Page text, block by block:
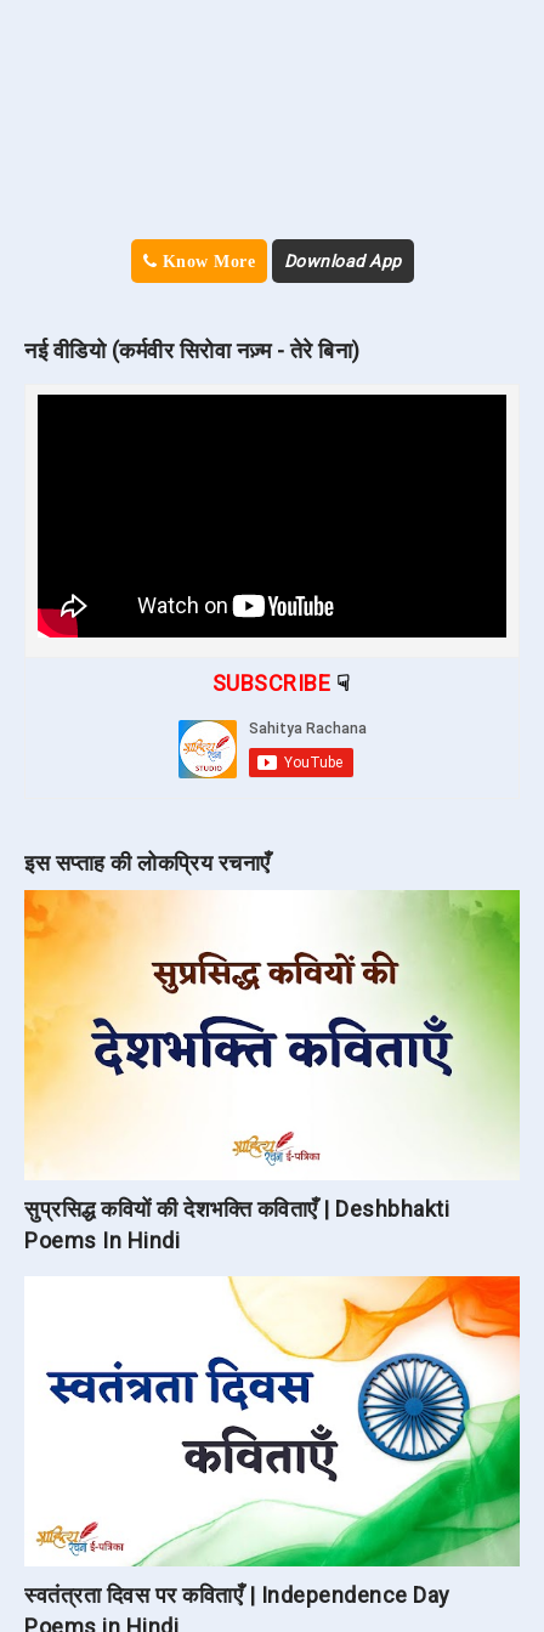
Know More Download App
नई वीडियो (कर्मवीर सिरोवा नज़्म - तेरे बिना)
SUBSCRIBE☟
इस सप्ताह की लोकप्रिय रचनाएँ
सुप्रसिद्ध कवियों की देशभक्ति कविताएँ | Deshbhakti
Poems In Hindi
स्वतंत्रता दिवस पर कविताएँ | Independence Day
Poems in Hindi